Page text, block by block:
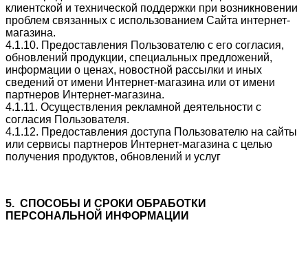
клиентской и технической поддержки при возникновении
проблем связанных с использованием Сайта интернет-
магазина.
4.1.10. Предоставления Пользователю с его согласия,
обновлений продукции, специальных предложений,
информации о ценах, новостной рассылки и иных
сведений от имени Интернет-магазина или от имени
партнеров Интернет-магазина.
4.1.11. Осуществления рекламной деятельности с
согласия Пользователя.
4.1.12. Предоставления доступа Пользователю на сайты
или сервисы партнеров Интернет-магазина с целью
получения продуктов, обновлений и услуг
5. СПОСОБЫ И СРОКИ ОБРАБОТКИ
ПЕРСОНАЛЬНОЙ ИНФОРМАЦИИ